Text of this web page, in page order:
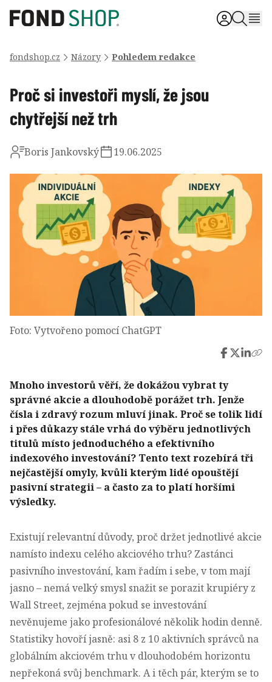
fondshop.cz Názory Pohledem redakce
Proč si investoři myslí, že jsou
chytřejší než trh
Boris Jankovský 19.06.2025
Foto: Vytvořeno pomocí ChatGPT
Mnoho investorů věří, že dokážou vybrat ty
správné akcie a dlouhodobě porážet trh. Jenže
čísla i zdravý rozum mluví jinak. Proč se tolik lidí
i přes důkazy stále vrhá do výběru jednotlivých
titulů místo jednoduchého a efektivního
indexového investování? Tento text rozebírá tři
nejčastější omyly, kvůli kterým lidé opouštějí
pasivní strategii – a často za to platí horšími
výsledky.
Existují relevantní důvody, proč držet jednotlivé akcie
namísto indexu celého akciového trhu? Zastánci
pasivního investování, kam řadím i sebe, v tom mají
jasno – nemá velký smysl snažit se porazit krupiéry z
Wall Street, zejména pokud se investování
nevěnujeme jako profesionálové několik hodin denně.
Statistiky hovoří jasně: asi 8 z 10 aktivních správců na
globálním akciovém trhu v dlouhodobém horizontu
nepřekoná svůj benchmark. A i těch pár, kterým se to